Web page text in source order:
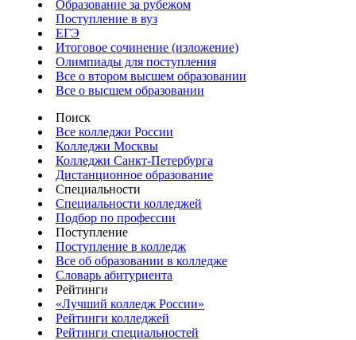
Образование за рубежом
Поступление в вуз
ЕГЭ
Итоговое сочинение (изложение)
Олимпиады для поступления
Все о втором высшем образовании
Все о высшем образовании
Поиск
Все колледжи России
Колледжи Москвы
Колледжи Санкт-Петербурга
Дистанционное образование
Специальности
Специальности колледжей
Подбор по профессии
Поступление
Поступление в колледж
Все об образовании в колледже
Словарь абитуриента
Рейтинги
«Лучший колледж России»
Рейтинги колледжей
Рейтинги специальностей